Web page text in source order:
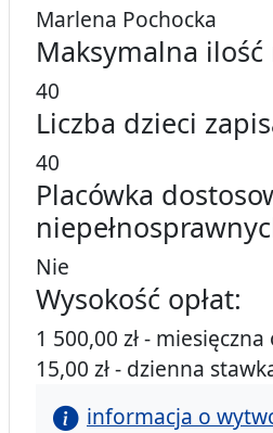
Marlena Pochocka
Maksymalna ilość
40
Liczba dzieci
40
Placówka
Nie
Wysokość opłat:
1 500,00 zł -
15,00 zł - dzienna
informacja o